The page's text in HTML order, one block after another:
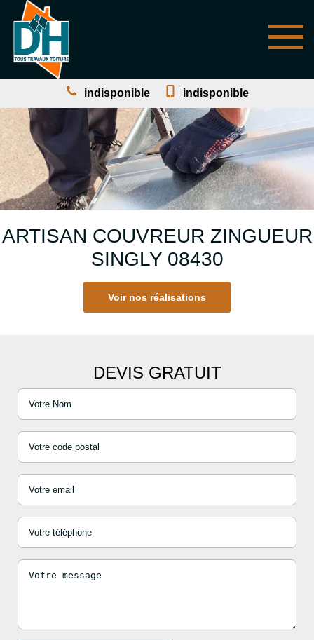
indisponible indisponible
ARTISAN COUVREUR ZINGUEUR
SINGLY 08430
Voir nos réalisations
DEVIS GRATUIT